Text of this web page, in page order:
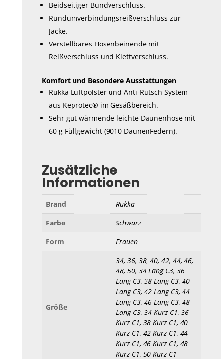
Beidseitiger Bundverschluss.
Rundumverbindungsreißverschluss zur
Jacke.
Verstellbares Hosenbeinende mit
Reißverschluss und Klettverschluss.
Komfort und Besondere Ausstattungen
Rukka Luftpolster und Anti-Rutsch System
aus Keprotec® im Gesäßbereich.
Sehr gut wärmende leichte Daunenhose mit
60 g Füllgewicht (9010 DaunenFedern).
Zusätzliche
Informationen
Brand
Rukka
Farbe
Schwarz
Form
Frauen
Größe
34, 36, 38, 40, 42, 44, 46,
48, 50, 34 Lang C3, 36
Lang C3, 38 Lang C3, 40
Lang C3, 42 Lang C3, 44
Lang C3, 46 Lang C3, 48
Lang C3, 34 Kurz C1, 36
Kurz C1, 38 Kurz C1, 40
Kurz C1, 42 Kurz C1, 44
Kurz C1, 46 Kurz C1, 48
Kurz C1, 50 Kurz C1